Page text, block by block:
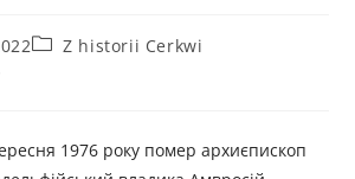
Z historii Cerkwi
1976 року помер архиєпископ